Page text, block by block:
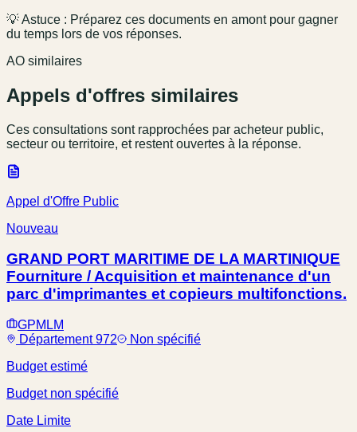
💡 Astuce : Préparez ces documents en amont pour gagner
du temps lors de vos réponses.
AO similaires
Appels d'offres similaires
Ces consultations sont rapprochées par acheteur public,
secteur ou territoire, et restent ouvertes à la réponse.
Appel d'Offre Public
Nouveau
GRAND PORT MARITIME DE LA MARTINIQUE
Fourniture / Acquisition et maintenance d'un
parc d'imprimantes et copieurs multifonctions.
GPMLM
Département 972
Non spécifié
Budget estimé
Budget non spécifié
Date Limite